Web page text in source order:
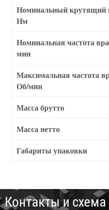
Номинальный крутящий
Нм
Номинальная частота
мин
Максимальная частота
Об/мин
Масса брутто
Масса нетто
Габариты упаковки
Контакты и